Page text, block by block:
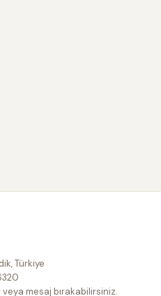
Türkiye
mesaj bırakabilirsiniz.